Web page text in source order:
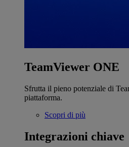
TeamViewer ONE
Sfrutta il pieno potenziale di
piattaforma.
Scopri di più
Integrazioni chiave